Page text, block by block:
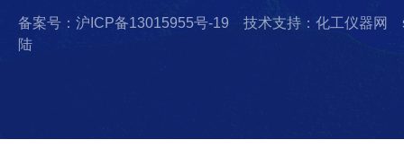
备案号：沪ICP备13015955号-19 技术支持：化工仪器网
陆